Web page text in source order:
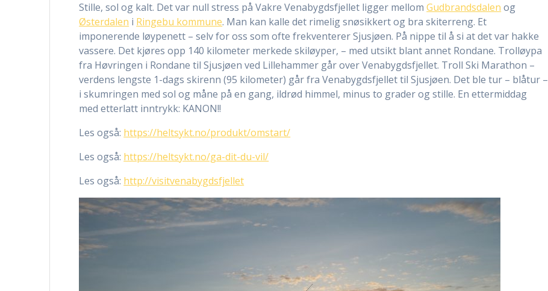
Stille, sol og kalt. Det var null stress på Vakre Venabygdsfjellet ligger mellomGudbrandsdalen og
Østerdalen i Ringebu kommune. Man kan kalle det rimelig snøsikkert og bra skiterreng. Et
imponerende løypenett – selv for oss som ofte frekventerer Sjusjøen. På nippe til å si at det var hakke
vassere. Det kjøres opp 140 kilometer merkede skiløyper, – med utsikt blant annet Rondane. Trolløypa
fra Høvringen i Rondane til Sjusjøen ved Lillehammer går over Venabygdsfjellet. Troll Ski Marathon –
verdens lengste 1-dags skirenn (95 kilometer) går fra Venabygdsfjellet til Sjusjøen. Det ble tur – blåtur –
i skumringen med sol og måne på en gang, ildrød himmel, minus to grader og stille. En ettermiddag
med etterlatt inntrykk: KANON!!
Les også: https://heltsykt.no/produkt/omstart/
Les også: https://heltsykt.no/ga-dit-du-vil/
Les også: http://visitvenabygdsfjellet